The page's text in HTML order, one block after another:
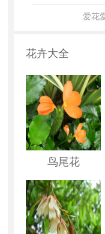
爱花
花卉大全
鸟尾花